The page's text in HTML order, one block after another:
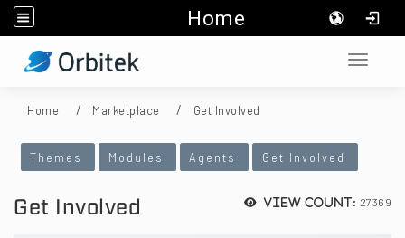
Home
::: Toggle
Home Marketplace Get Involved
:::
Themes Modules Agents Get Involved
View count: 27369
Get Involved